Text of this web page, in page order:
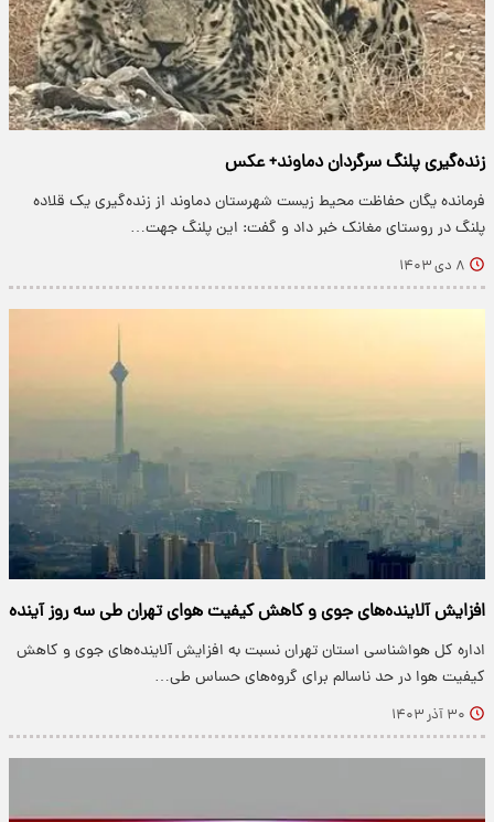
زنده‌گیری پلنگ سرگردان دماوند+ عکس
فرمانده یگان حفاظت محیط زیست شهرستان دماوند از زنده‌گیری یک قلاده
پلنگ در روستای مغانک خبر داد و گفت: این پلنگ جهت…
۸ دی ۱۴۰۳
افزایش آلاینده‌های جوی و کاهش کیفیت هوای تهران طی سه روز آینده
اداره کل هواشناسی استان تهران نسبت به افزایش آلاینده‌های جوی و کاهش
کیفیت هوا در حد ناسالم برای گروه‌های حساس طی…
۳۰ آذر ۱۴۰۳